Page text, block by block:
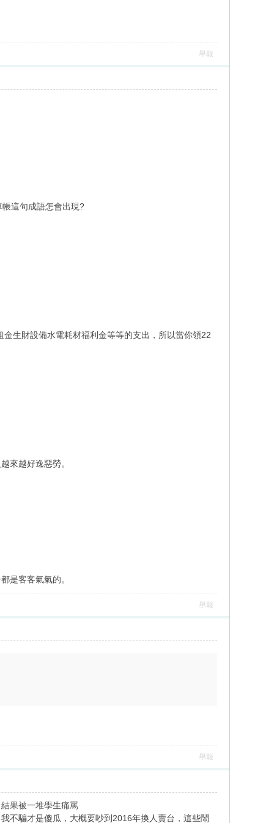
舉報
這句成語怎會出現?
生財設備水電耗材福利金等等的支出，所以當你領22
來越好逸惡勞。
是客客氣氣的。
舉報
舉報
果被一堆學生痛罵
不騙才是傻瓜，大概要吵到2016年換人賣台，這些鬧